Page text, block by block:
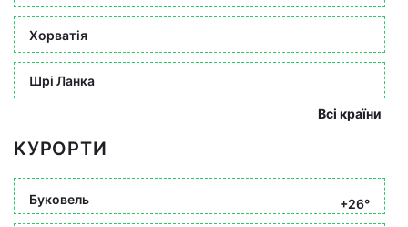
Хорватія
Шрі Ланка
Всі країни
КУРОРТИ
Буковель +26°